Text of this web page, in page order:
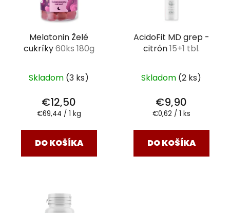
Melatonin Želé
cukríky60ks 180g
Skladom (3 ks)
€12,50
Jednotková
€69,44 / 1 kg
DO KOŠÍKA
AcidoFit MD grep -
citrón15+1 tbl.
Skladom (2 ks)
€9,90
Jednotková
€0,62 / 1 ks
DO KOŠÍKA